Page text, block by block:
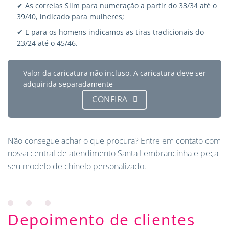
✔ As correias Slim para numeração a partir do 33/34 até o
39/40, indicado para mulheres;
✔ E para os homens indicamos as tiras tradicionais do
23/24 até o 45/46.
Valor da caricatura não incluso. A caricatura deve ser
adquirida separadamente
CONFIRA
Não consegue achar o que procura? Entre em contato com
nossa central de atendimento Santa Lembrancinha e peça
seu modelo de chinelo personalizado.
Depoimento de clientes